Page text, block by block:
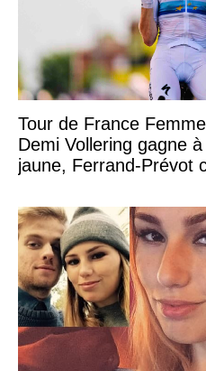
Tour de France
Demi Vollering gagne
jaune, Ferrand-Prévot